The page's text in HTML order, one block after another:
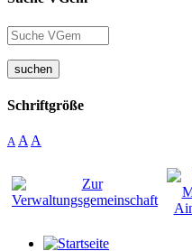
suchen
Schriftgröße
A A A